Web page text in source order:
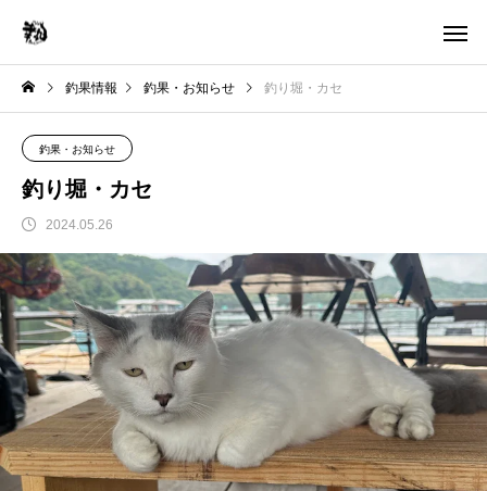
釣果情報 釣果・お知らせ 釣り堀・カセ
釣果・お知らせ
釣り堀・カセ
2024.05.26